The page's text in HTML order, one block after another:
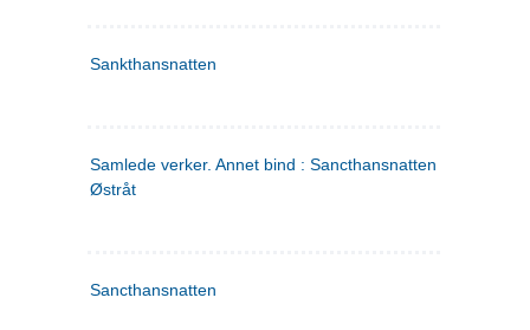
Sankthansnatten
Samlede verker. Annet bind : Sancthansnatten ; Fru Inger
Østråt
Sancthansnatten